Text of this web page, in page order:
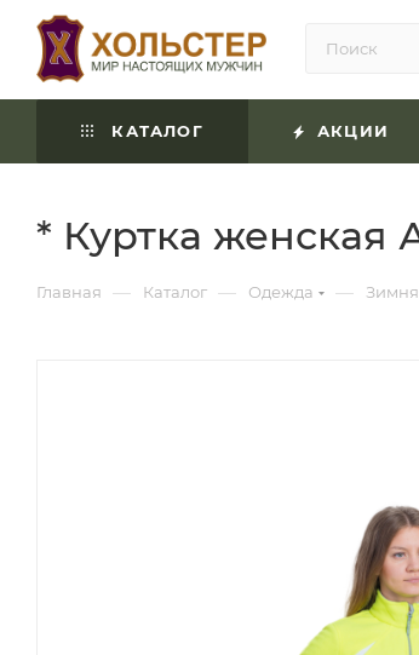
КАТАЛОГ АКЦИИ
* Куртка женская
Главная — Каталог — Одежда —